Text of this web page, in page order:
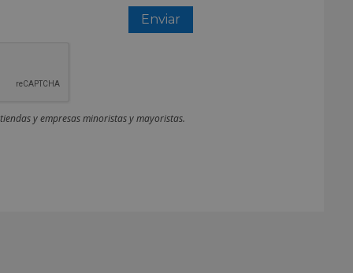
y empresas minoristas y mayoristas.